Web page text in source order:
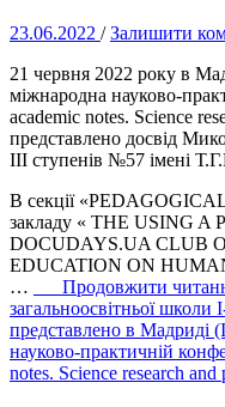
23.06.2022 /Залишити
21 червня 2022 року в
міжнародна науково-
academic notes. Science
представлено досвід
ІІІ ступенів №57 імені
В секції
закладу « THE USING A
DOCUDAYS.UA CLUB
EDUCATION ON
…
Продовжити
загальноосвітньої школи
представлено в Мадриді
науково-практичній
notes. Science research and